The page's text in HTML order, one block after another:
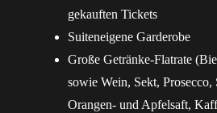
gekauften Tickets
Suiteneigene Garderobe
Große Getränke-Flatrate
sowie Wein, Sekt, Prosecco,
Orangen- und Apfelsaft,